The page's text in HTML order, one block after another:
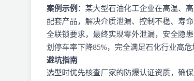
案例示例 ：某大型石油化工企业在高温、
配套产品，解决介质泄漏、控制不稳、寿
全联锁要求，最终实现零外泄漏，安全隐
划停车率下降85%，完全满足石化行业高危
避坑指南
选型时优先核查厂家的防爆认证资质，确